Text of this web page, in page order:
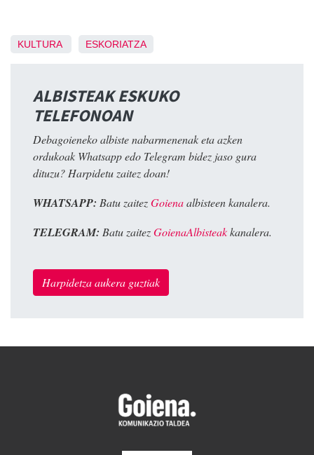
KULTURA ESKORIATZA
ALBISTEAK ESKUKO
TELEFONOAN
Debagoieneko albiste nabarmenenak eta azken
ordukoak Whatsapp edo Telegram bidez jaso gura
dituzu? Harpidetu zaitez doan!
WHATSAPP: Batu zaitezGoienaalbisteen kanalera.
TELEGRAM: Batu zaitezGoienaAlbisteakkanalera.
Harpidetza aukera guztiak